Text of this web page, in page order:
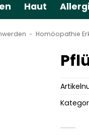
Haut
» Homöopathie